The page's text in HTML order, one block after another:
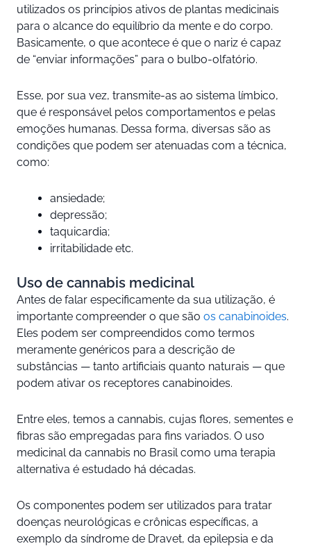
utilizados os princípios ativos de plantas medicinais
para o alcance do equilíbrio da mente e do corpo.
Basicamente, o que acontece é que o nariz é capaz
de “enviar informações” para o bulbo-olfatório.
Esse, por sua vez, transmite-as ao sistema límbico,
que é responsável pelos comportamentos e pelas
emoções humanas. Dessa forma, diversas são as
condições que podem ser atenuadas com a técnica,
como:
ansiedade;
depressão;
taquicardia;
irritabilidade etc.
Uso de cannabis medicinal
Antes de falar especificamente da sua utilização, é
importante compreender o que são os canabinoides.
Eles podem ser compreendidos como termos
meramente genéricos para a descrição de
substâncias — tanto artificiais quanto naturais — que
podem ativar os receptores canabinoides.
Entre eles, temos a cannabis, cujas flores, sementes e
fibras são empregadas para fins variados. O uso
medicinal da cannabis no Brasil como uma terapia
alternativa é estudado há décadas.
Os componentes podem ser utilizados para tratar
doenças neurológicas e crônicas específicas, a
exemplo da síndrome de Dravet, da epilepsia e da